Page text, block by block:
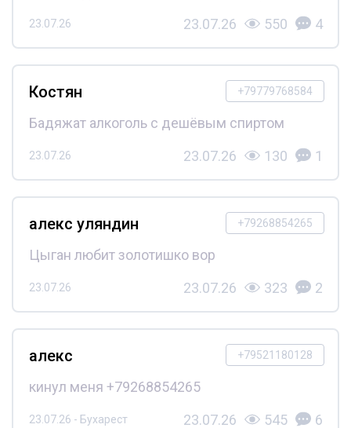
23.07.26 23.07.26 550 4
+79779768584
Костян
Бадяжат алкоголь с дешёвым спиртом
23.07.26 23.07.26 130 1
+79268854265
алекс уляндин
Цыган любит золотишко вор
23.07.26 23.07.26 323 2
+79521180128
алекс
кинул меня +79268854265
23.07.26 - Бухарест 23.07.26 545 6